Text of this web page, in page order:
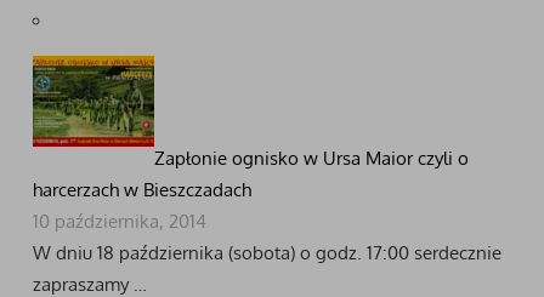
Zapłonie ognisko w Ursa Maior czyli o
harcerzach w Bieszczadach
10 października, 2014
W dniu 18 października (sobota) o godz. 17:00 serdecznie
zapraszamy …